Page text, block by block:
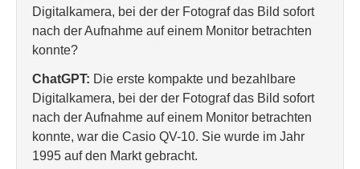
Digitalkamera, bei der der Fotograf das Bild sofort
nach der Aufnahme auf einem Monitor betrachten
konnte?
ChatGPT: Die erste kompakte und bezahlbare
Digitalkamera, bei der der Fotograf das Bild sofort
nach der Aufnahme auf einem Monitor betrachten
konnte, war die Casio QV-10. Sie wurde im Jahr
1995 auf den Markt gebracht.